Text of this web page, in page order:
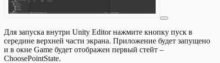
Для запуска внутри Unity Editor нажмите кнопку пуск в
середине верхней части экрана. Приложение будет запущено
и в окне Game будет отображен первый стейт –
ChoosePointState.